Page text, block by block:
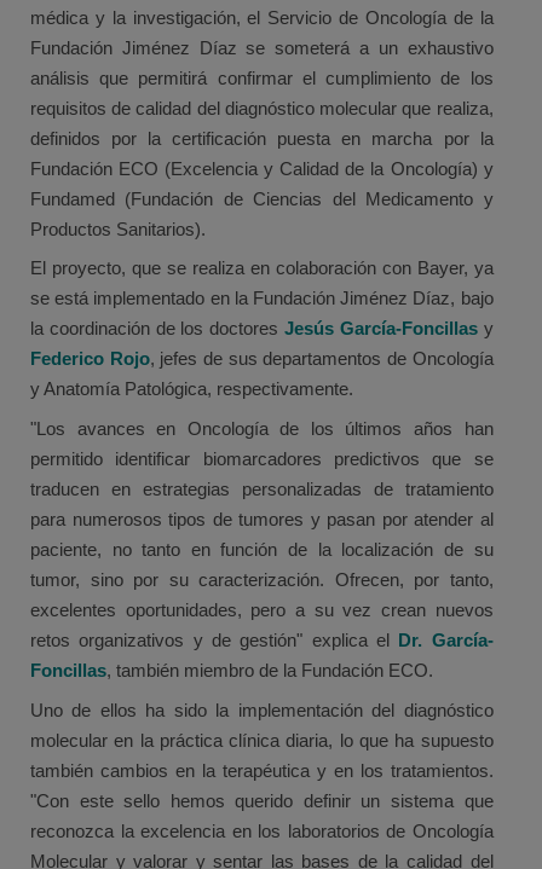
médica y la investigación, el Servicio de Oncología de la
Fundación Jiménez Díaz se someterá a un exhaustivo
análisis que permitirá confirmar el cumplimiento de los
requisitos de calidad del diagnóstico molecular que realiza,
definidos por la certificación puesta en marcha por la
Fundación ECO (Excelencia y Calidad de la Oncología) y
Fundamed (Fundación de Ciencias del Medicamento y
Productos Sanitarios).
El proyecto, que se realiza en colaboración con Bayer, ya
se está implementado en la Fundación Jiménez Díaz, bajo
la coordinación de los doctoresJesús García-Foncillasy
Federico Rojo, jefes de sus departamentos de Oncología
y Anatomía Patológica, respectivamente.
"Los avances en Oncología de los últimos años han
permitido identificar biomarcadores predictivos que se
traducen en estrategias personalizadas de tratamiento
para numerosos tipos de tumores y pasan por atender al
paciente, no tanto en función de la localización de su
tumor, sino por su caracterización. Ofrecen, por tanto,
excelentes oportunidades, pero a su vez crean nuevos
retos organizativos y de gestión" explica el Dr. García-
Foncillas, también miembro de la Fundación ECO.
Uno de ellos ha sido la implementación del diagnóstico
molecular en la práctica clínica diaria, lo que ha supuesto
también cambios en la terapéutica y en los tratamientos.
"Con este sello hemos querido definir un sistema que
reconozca la excelencia en los laboratorios de Oncología
Molecular y valorar y sentar las bases de la calidad del